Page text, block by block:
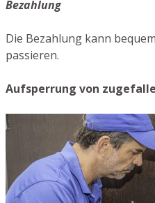
Bezahlung
Die Bezahlung kann
passieren.
Aufsperrung von